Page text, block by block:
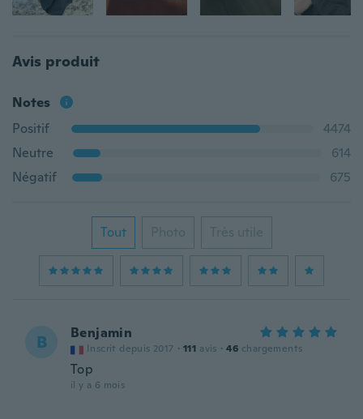
Avis produit
Notes
Positif
4474
Neutre
614
Négatif
675
Tout Photo Très utile
B Benjamin
Inscrit depuis 2017 · 111 avis · 46 chargements
Top
il y a 6 mois